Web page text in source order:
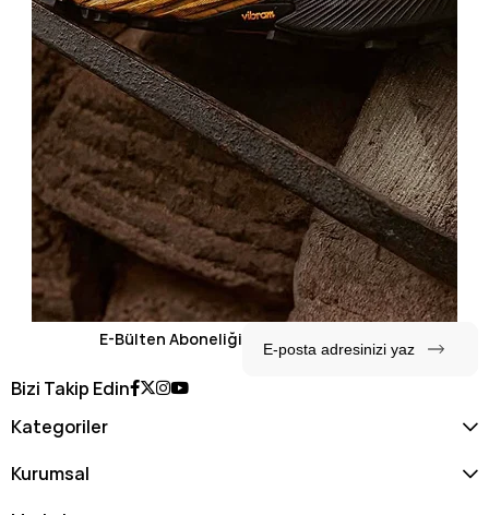
E-Bülten Aboneliği
Bizi Takip Edin
Kategoriler
Kurumsal